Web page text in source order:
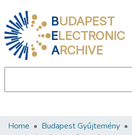
BUDAPEST
ELECTRONIC
ARCHIVE
Communities & Collections
Home Budapest Gyűjtemény